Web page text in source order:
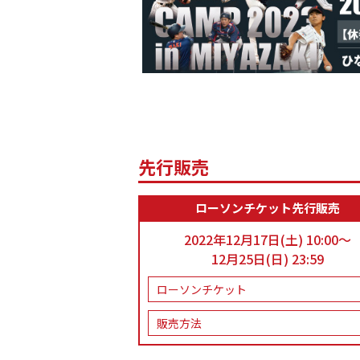
先行販売
ローソンチケット先行販売
2022年12月17日(土) 10:00～
12月25日(日) 23:59
ローソンチケット
販売方法